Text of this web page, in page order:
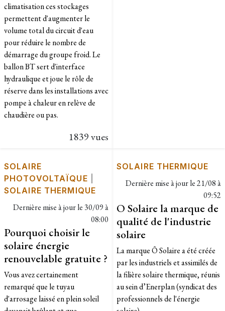
climatisation ces stockages
permettent d'augmenter le
volume total du circuit d'eau
pour réduire le nombre de
démarrage du groupe froid. Le
ballon BT sert d'interface
hydraulique et joue le rôle de
réserve dans les installations avec
pompe à chaleur en relève de
chaudière ou pas.
1839 vues
SOLAIRE
PHOTOVOLTAÏQUE
SOLAIRE THERMIQUE
Dernière mise à jour le 30/09 à
08:00
Pourquoi choisir le
solaire énergie
renouvelable gratuite ?
Vous avez certainement
remarqué que le tuyau
d'arrosage laissé en plein soleil
SOLAIRE THERMIQUE
Dernière mise à jour le21/08 à
09:52
O Solaire la marque de
qualité de l'industrie
solaire
La marque Ô Solaire a été créée
par les industriels et assimilés de
la filière solaire thermique, réunis
au sein d’Enerplan (syndicat des
professionnels de l'énergie